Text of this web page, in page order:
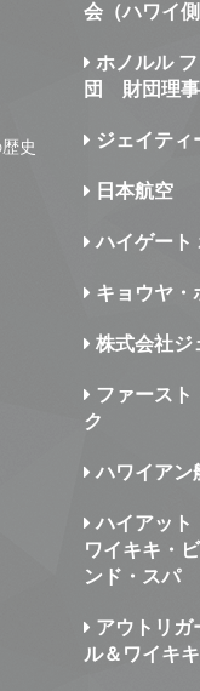
史
会（ハワイ側
ホノルル
団 財団理事
ジェイティ
日本航空
ハイゲート
キョウヤ・
株式会社ジ
ファースト
ク
ハワイアン
ハイアット
ワイキキ・
ンド・スパ
アウトリガ
ル＆ワイキ